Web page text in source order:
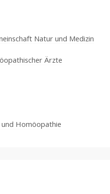
Natur und Medizin
Ärzte
Homöopathie